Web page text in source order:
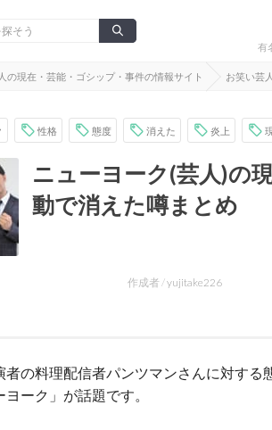
有
の現在・芸能・ゴシップ・事件の情報サイト お笑い芸人
性格 態度 消えた 炎上
ニューヨーク(芸人)の
動で消えた噂まとめ
作成者 /yujitake226
者の料理配信者パンツマンさんに対す
ヨーク 」が話題です。